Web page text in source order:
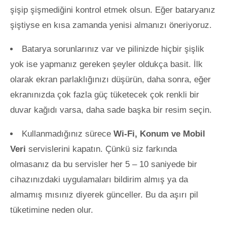
şişip şişmediğini kontrol etmek olsun. Eğer bataryanız
şiştiyse en kısa zamanda yenisi almanızı öneriyoruz.
Batarya sorunlarınız var ve pilinizde hiçbir şişlik
yok ise yapmanız gereken şeyler oldukça basit. İlk
olarak ekran parlaklığınızı düşürün, daha sonra, eğer
ekranınızda çok fazla güç tüketecek çok renkli bir
duvar kağıdı varsa, daha sade başka bir resim seçin.
Kullanmadığınız sürece Wi-Fi, Konum ve Mobil
Veri servislerini kapatın. Çünkü siz farkında
olmasanız da bu servisler her 5 – 10 saniyede bir
cihazınızdaki uygulamaları bildirim almış ya da
almamış mısınız diyerek günceller. Bu da aşırı pil
tüketimine neden olur.